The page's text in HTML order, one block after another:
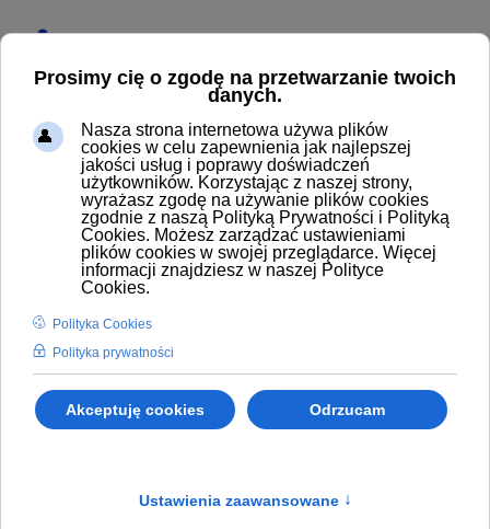
Produkty
Węże termoplastyczne